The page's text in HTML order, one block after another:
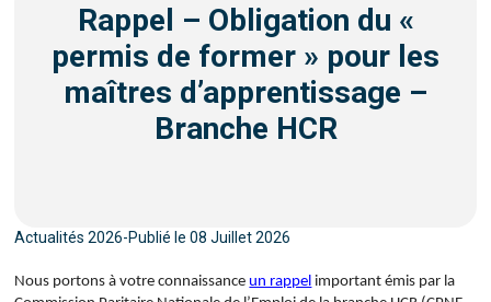
Rappel – Obligation du «
permis de former » pour les
maîtres d’apprentissage –
Branche HCR
Actualités 2026-Publié le 08 Juillet 2026
Nous portons à votre connaissance un rappel important émis par la